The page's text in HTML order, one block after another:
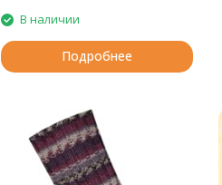
В наличии
Подробнее